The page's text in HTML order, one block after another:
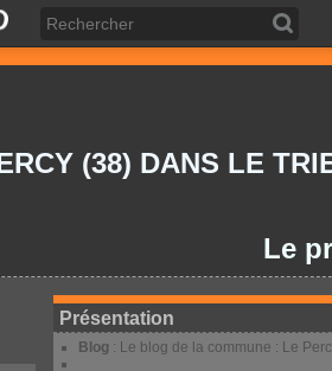
(38) DANS LE
Le
Présentation
Blog : Le blog de la commune : Le